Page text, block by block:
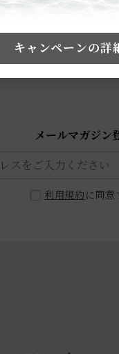
メルマガ会員だけのおト
最大10,000円OFFの
メールマガジン
利用規約 に同意
キャンペーンの詳